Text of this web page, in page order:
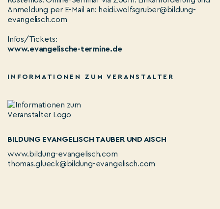
Anmeldung per E-Mail an: heidi.wolfsgruber@bildung-
evangelisch.com
Infos/Tickets:
www.evangelische-termine.de
INFORMATIONEN ZUM VERANSTALTER
BILDUNG EVANGELISCH TAUBER UND AISCH
www.bildung-evangelisch.com
thomas.glueck@bildung-evangelisch.com